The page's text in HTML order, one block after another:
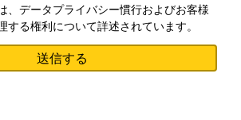
、データプライバシー慣行およびお客様
する権利について詳述されています。